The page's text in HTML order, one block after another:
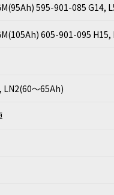
595-901-085 G14,
605-901-095 H15,
LN2(60～65Ah)